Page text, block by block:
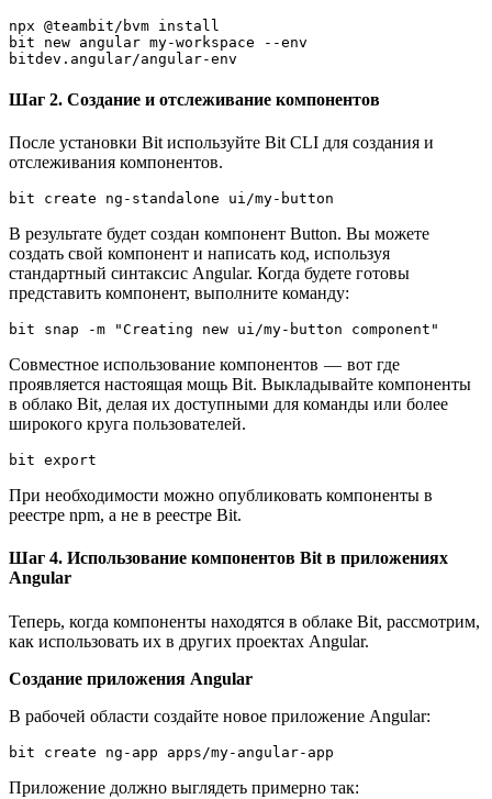
npx @teambit/bvm install
bit new angular my-workspace --env
bitdev.angular/angular-env
Шаг 2. Создание и отслеживание компонентов
После установки Bit используйте Bit CLI для создания и
отслеживания компонентов.
bit create ng-standalone ui/my-button
В результате будет создан компонент Button. Вы можете
создать свой компонент и написать код, используя
стандартный синтаксис Angular. Когда будете готовы
представить компонент, выполните команду:
bit snap -m "Creating new ui/my-button component"
Совместное использование компонентов — вот где
проявляется настоящая мощь Bit. Выкладывайте компоненты
в облако Bit, делая их доступными для команды или более
широкого круга пользователей.
bit export
При необходимости можно опубликовать компоненты в
реестре npm, а не в реестре Bit.
Шаг 4. Использование компонентов Bit в приложениях
Angular
Теперь, когда компоненты находятся в облаке Bit, рассмотрим,
как использовать их в других проектах Angular.
Создание приложения Angular
В рабочей области создайте новое приложение Angular:
bit create ng-app apps/my-angular-app
Приложение должно выглядеть примерно так: